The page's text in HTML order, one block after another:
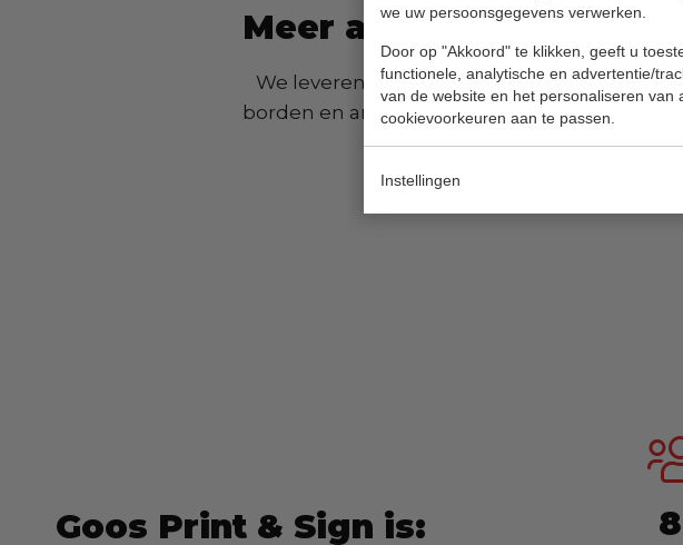
we uw persoonsgegevens verwerken.
Door op "Akkoord" te klikken, geeft u
functionele, analytische en advertentie/
van de website en het personaliseren
cookievoorkeuren aan te passen.
Instellingen
Meer attentiewaarde
We leveren v-borden in verschillende
borden en andere bijbehorende producten
tegen alle
Goos Print & Sign is: